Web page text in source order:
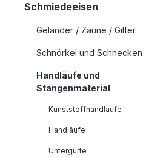
Schmiedeeisen
Geländer / Zäune / Gitter
Schnörkel und Schnecken
Handläufe und
Stangenmaterial
Kunststoffhandläufe
Handläufe
Untergurte